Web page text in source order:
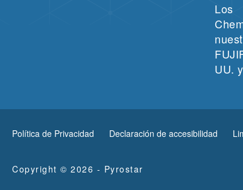
Los
UU.
Política de Privacidad Declaración de accesibilidad
Copyright © 2026 - Pyrostar